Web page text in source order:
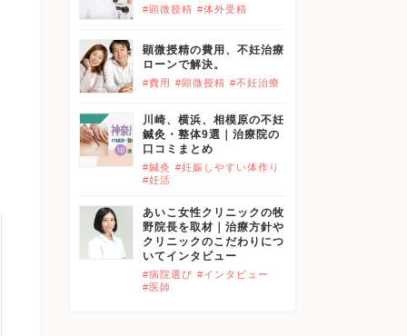
#顕微授精 #体外受精
顕微授精の費用、不妊治療
ローンで解決。
#費用 #顕微授精 #不妊治療
川崎、横浜、相模原の不妊
鍼灸・整体9選｜治療院の
口コミまとめ
#鍼灸 #妊娠しやすい体作り
#妊活
あいこ女性クリニックの牧
野院長を取材｜治療方針や
クリニックのこだわりにつ
いてインタビュー
#病院選び #インタビュー
#医師